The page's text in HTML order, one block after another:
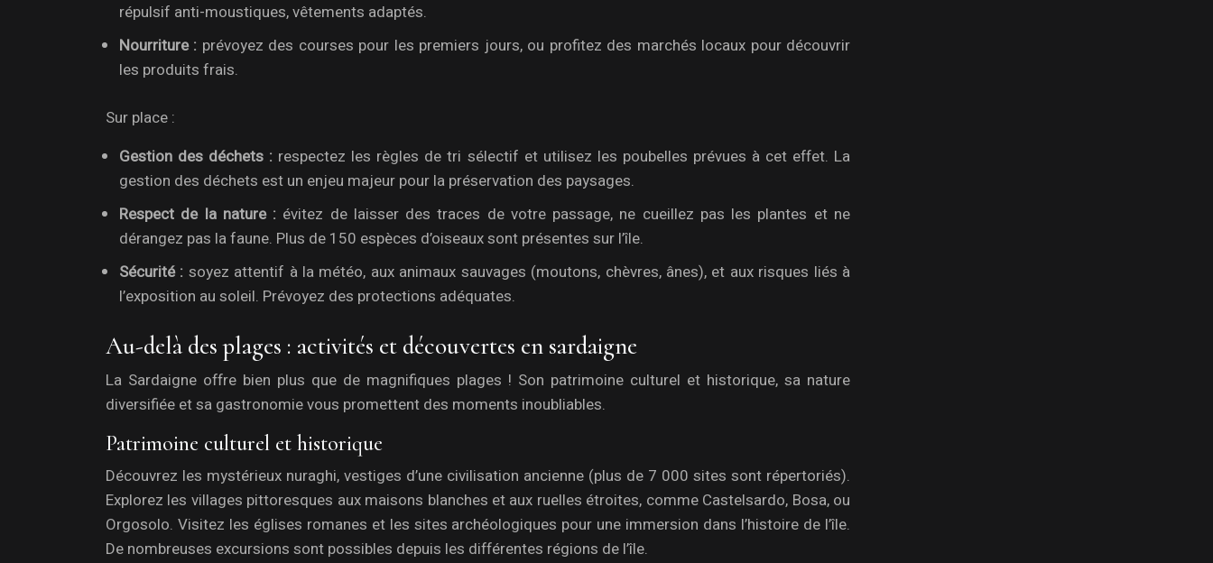
répulsif anti-moustiques, vêtements adaptés.
Nourriture : prévoyez des courses pour les premiers jours, ou profitez des marchés locaux pour découvrir
les produits frais.
Sur place :
Gestion des déchets : respectez les règles de tri sélectif et utilisez les poubelles prévues à cet effet. La
gestion des déchets est un enjeu majeur pour la préservation des paysages.
Respect de la nature : évitez de laisser des traces de votre passage, ne cueillez pas les plantes et ne
dérangez pas la faune. Plus de 150 espèces d’oiseaux sont présentes sur l’île.
Sécurité : soyez attentif à la météo, aux animaux sauvages (moutons, chèvres, ânes), et aux risques liés à
l’exposition au soleil. Prévoyez des protections adéquates.
Au-delà des plages : activités et découvertes en sardaigne
La Sardaigne offre bien plus que de magnifiques plages ! Son patrimoine culturel et historique, sa nature
diversifiée et sa gastronomie vous promettent des moments inoubliables.
Patrimoine culturel et historique
Découvrez les mystérieux nuraghi, vestiges d’une civilisation ancienne (plus de 7 000 sites sont répertoriés).
Explorez les villages pittoresques aux maisons blanches et aux ruelles étroites, comme Castelsardo, Bosa, ou
Orgosolo. Visitez les églises romanes et les sites archéologiques pour une immersion dans l’histoire de l’île.
De nombreuses excursions sont possibles depuis les différentes régions de l’île.